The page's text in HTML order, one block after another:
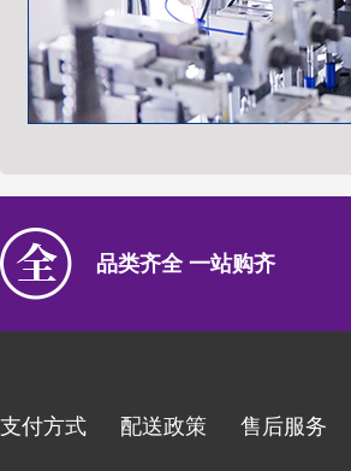
品类齐全 一站购齐
支付方式 配送政策 售后服务